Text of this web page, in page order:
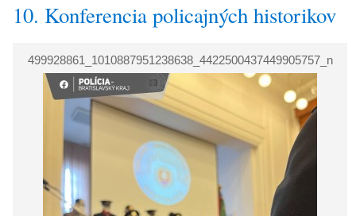
10. Konferencia policajných historikov
499928861_1010887951238638_4422500437449905757_n